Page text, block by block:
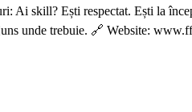
skill? Ești respectat. Ești la
unde trebuie. 🔗 Website: